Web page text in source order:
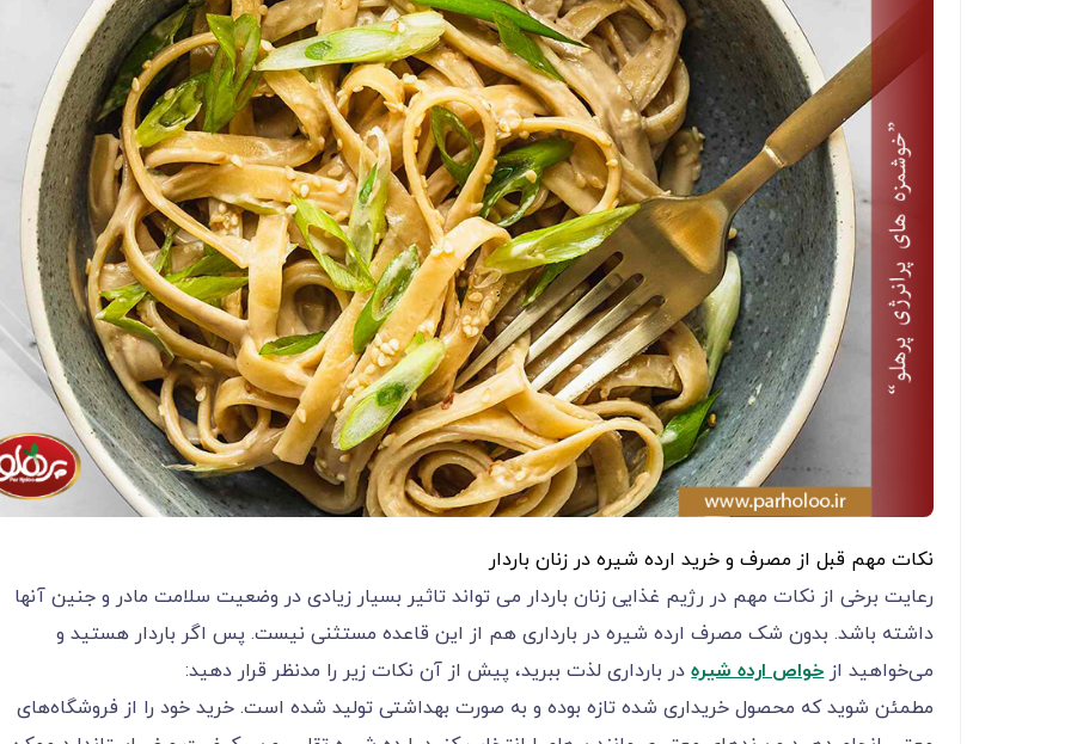
نکات مهم قبل از مصرف و خرید ارده شیره در زنان باردار
رعایت برخی از نکات مهم در رژیم غذایی زنان باردار می تواند تاثیر بسیار زیادی در وضعیت سلامت مادر و جنین آنها
داشته باشد. بدون شک مصرف ارده شیره در بارداری هم از این قاعده مستثنی نیست. پس اگر باردار هستید و
می‌خواهید ازخواص ارده شیرهدر بارداری لذت ببرید، پیش از آن نکات زیر را مدنظر قرار دهید:
مطمئن شوید که محصول خریداری شده تازه بوده و به صورت بهداشتی تولید شده است. خرید خود را از فروشگاه‌های